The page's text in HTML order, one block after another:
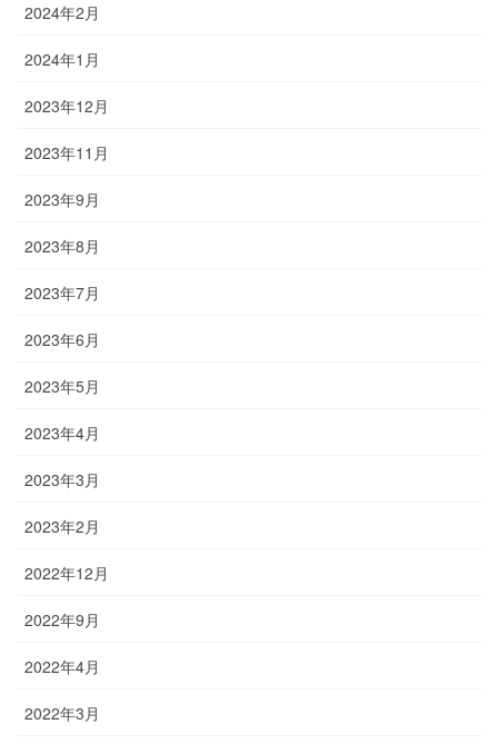
2024年2月
2024年1月
2023年12月
2023年11月
2023年9月
2023年8月
2023年7月
2023年6月
2023年5月
2023年4月
2023年3月
2023年2月
2022年12月
2022年9月
2022年4月
2022年3月